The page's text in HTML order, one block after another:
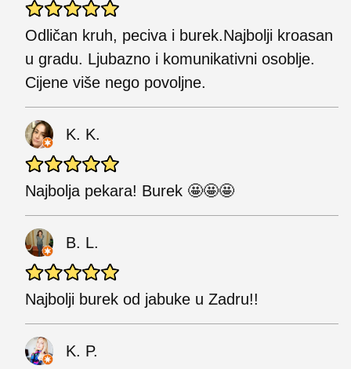
Odličan kruh, peciva i burek.Najbolji kroasan
u gradu. Ljubazno i komunikativni osoblje.
Cijene više nego povoljne.
K. K.
Najbolja pekara! Burek 🤩🤩🤩
B. L.
Najbolji burek od jabuke u Zadru!!
K. P.